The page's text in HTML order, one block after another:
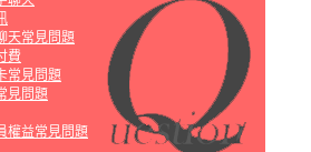
天常見問題
費
常見問題
見問題
權益常見問題